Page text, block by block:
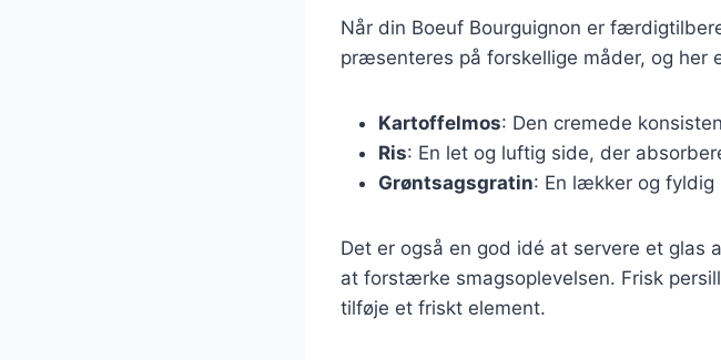
Når din Boeuf Bourguignon er
præsenteres på forskellige måder, og her
Kartoffelmos: Den cremede
Ris: En let og luftig side, der
Grøntsagsgratin: En lækker og fyldig
Det er også en god idé at servere et
at forstærke smagsoplevelsen. Frisk
tilføje et friskt element.